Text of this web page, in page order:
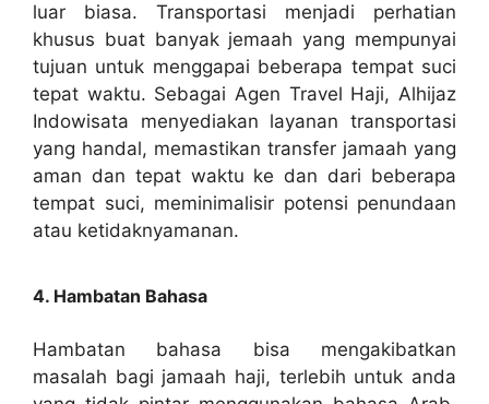
luar biasa. Transportasi menjadi perhatian
khusus buat banyak jemaah yang mempunyai
tujuan untuk menggapai beberapa tempat suci
tepat waktu. Sebagai Agen Travel Haji, Alhijaz
Indowisata menyediakan layanan transportasi
yang handal, memastikan transfer jamaah yang
aman dan tepat waktu ke dan dari beberapa
tempat suci, meminimalisir potensi penundaan
atau ketidaknyamanan.
4. Hambatan Bahasa
Hambatan bahasa bisa mengakibatkan
masalah bagi jamaah haji, terlebih untuk anda